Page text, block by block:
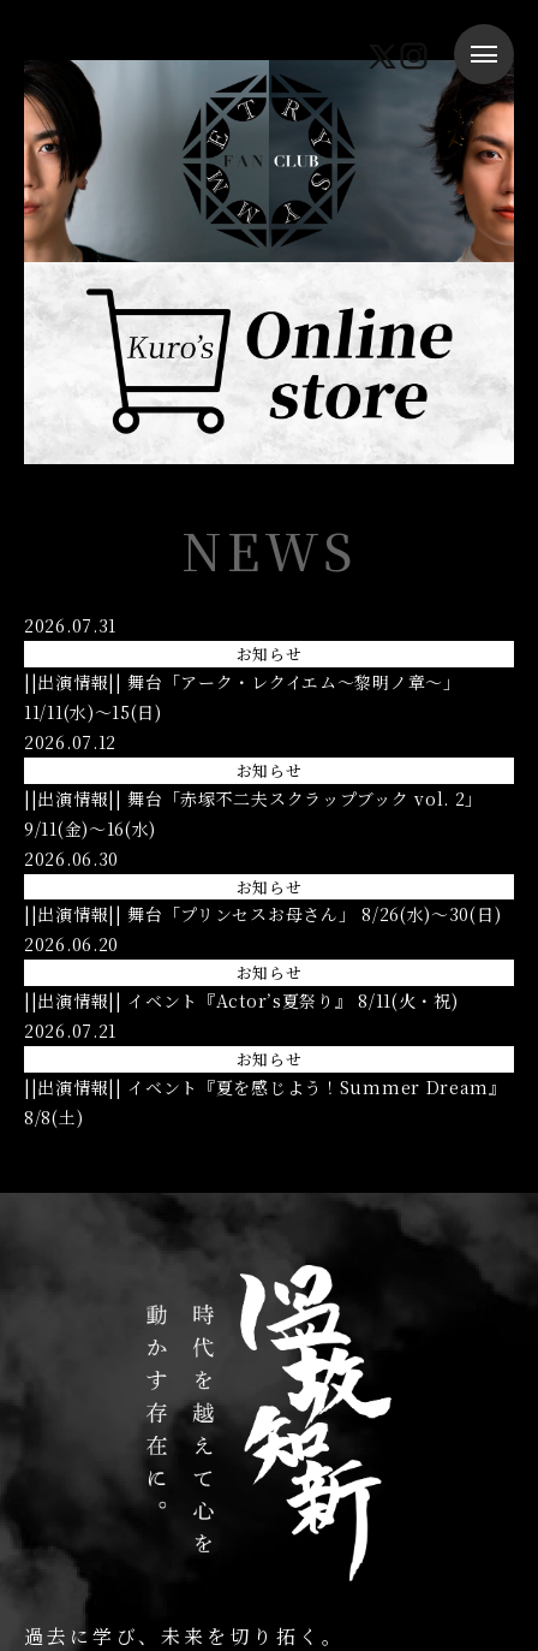
NEWS
2026.07.31
お知らせ
||出演情報|| 舞台「アーク・レクイエム〜黎明ノ章〜」
11/11(水)〜15(日)
2026.07.12
お知らせ
||出演情報|| 舞台「赤塚不二夫スクラップブック vol. 2」
9/11(金)〜16(水)
2026.06.30
お知らせ
||出演情報|| 舞台「プリンセスお母さん」 8/26(水)〜30(日)
2026.06.20
お知らせ
||出演情報|| イベント『Actor’s夏祭り』 8/11(火・祝)
2026.07.21
お知らせ
||出演情報|| イベント『夏を感じよう！Summer Dream』
8/8(土)
過去に学び、未来を切り拓く。